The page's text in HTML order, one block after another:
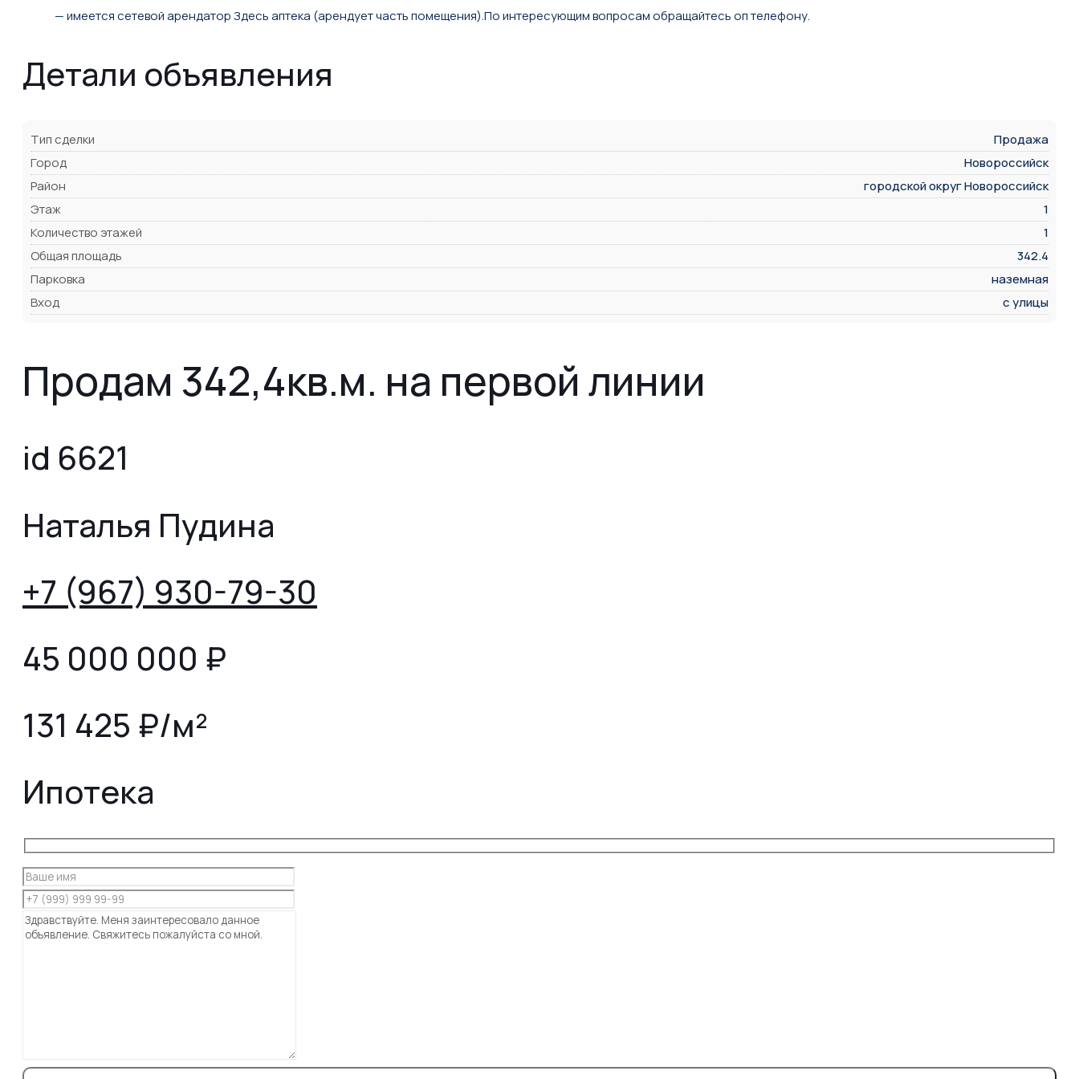
— имеется сетевой арендатор Здесь аптека (арендует часть помещения).По интересующим вопросам обращайтесь оп телефону.
Детали объявления
Тип сделки
Продажа
Город
Новороссийск
Район
городской округ Новороссийск
Этаж
1
Количество этажей
1
Общая площадь
342.4
Парковка
наземная
Вход
с улицы
Продам 342,4кв.м. на первой линии
id 6621
Наталья Пудина
+7 (967) 930-79-30
45 000 000 ₽
131 425 ₽/м²
Ипотека